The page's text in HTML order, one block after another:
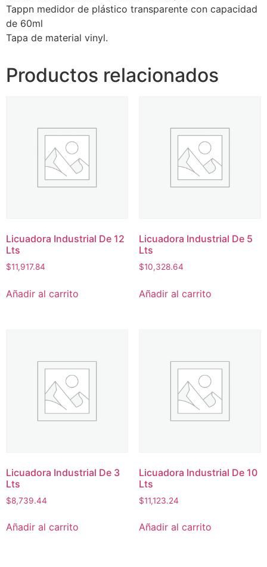
Tappn medidor de plástico transparente con capacidad
de 60ml
Tapa de material vinyl.
Productos relacionados
Licuadora Industrial De 12
Lts
$11,917.84
Añadir al carrito
Licuadora Industrial De 5
Lts
$10,328.64
Añadir al carrito
Licuadora Industrial De 3
Lts
$8,739.44
Añadir al carrito
Licuadora Industrial De 10
Lts
$11,123.24
Añadir al carrito